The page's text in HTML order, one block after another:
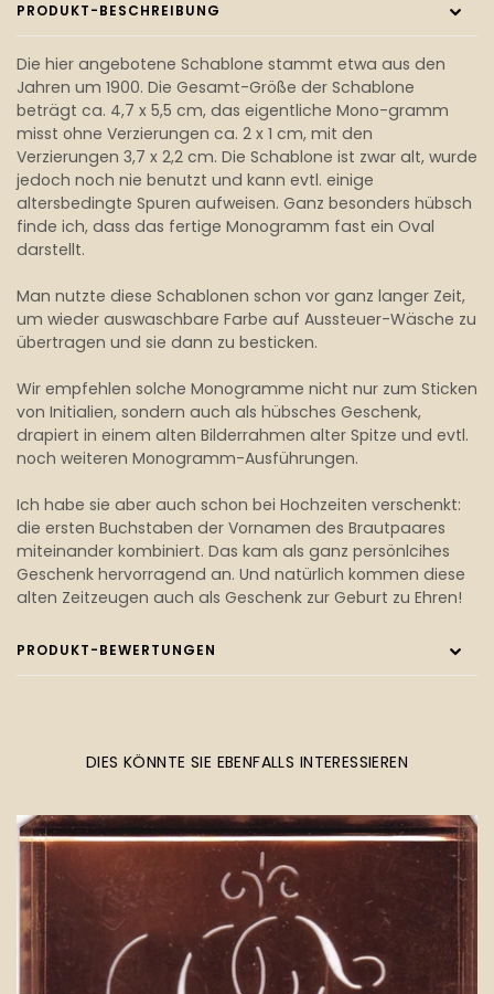
PRODUKT-BESCHREIBUNG
Die hier angebotene Schablone stammt etwa aus den
Jahren um 1900. Die Gesamt-Größe der Schablone
beträgt ca. 4,7 x 5,5 cm, das eigentliche Mono-gramm
misst ohne Verzierungen ca. 2 x 1 cm, mit den
Verzierungen 3,7 x 2,2 cm. Die Schablone ist zwar alt, wurde
jedoch noch nie benutzt und kann evtl. einige
altersbedingte Spuren aufweisen. Ganz besonders hübsch
finde ich, dass das fertige Monogramm fast ein Oval
darstellt.
Man nutzte diese Schablonen schon vor ganz langer Zeit,
um wieder auswaschbare Farbe auf Aussteuer-Wäsche zu
übertragen und sie dann zu besticken.
Wir empfehlen solche Monogramme nicht nur zum Sticken
von Initialien, sondern auch als hübsches Geschenk,
drapiert in einem alten Bilderrahmen alter Spitze und evtl.
noch weiteren Monogramm-Ausführungen.
Ich habe sie aber auch schon bei Hochzeiten verschenkt:
die ersten Buchstaben der Vornamen des Brautpaares
miteinander kombiniert. Das kam als ganz persönlcihes
Geschenk hervorragend an. Und natürlich kommen diese
alten Zeitzeugen auch als Geschenk zur Geburt zu Ehren!
PRODUKT-BEWERTUNGEN
DIES KÖNNTE SIE EBENFALLS INTERESSIEREN